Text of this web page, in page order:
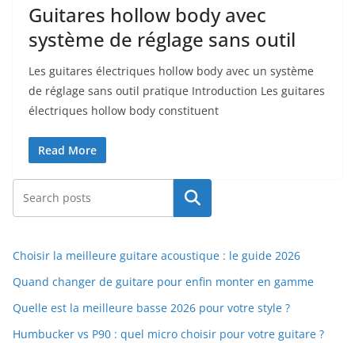
Guitares hollow body avec
système de réglage sans outil
Les guitares‌ électriques hollow body avec un système
de réglage sans outil pratique Introduction Les guitares
électriques hollow body constituent
Read More
Rechercher
Choisir la meilleure guitare acoustique : le guide 2026
Quand changer de guitare pour enfin monter en gamme
Quelle est la meilleure basse 2026 pour votre style ?
Humbucker vs P90 : quel micro choisir pour votre guitare ?